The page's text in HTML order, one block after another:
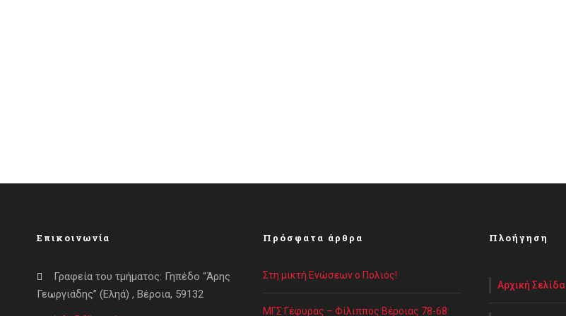
Επικοινωνία
Γραφεία του τμήματος: Γηπέδο “Άρης
Γεωργιάδης” (Εληά) , Βέροια, 59132
Πρόσφατα άρθρα
Στη μικτή Ενώσεων ο Πολιός!
ΜΓΣ Γέφυρας – Φίλιππος Βέροιας 78-68:
Πλοήγηση
Αρχική Σελίδα